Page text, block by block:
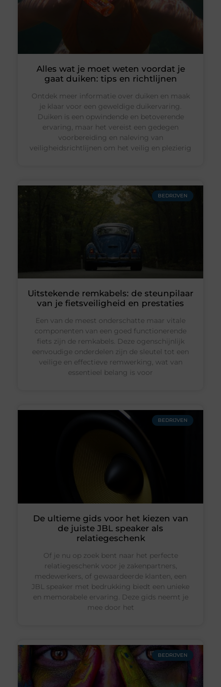
Alles wat je moet weten voordat je
gaat duiken: tips en richtlijnen
Ontdek meer informatie over duiken en maak
je klaar voor een geweldige duikervaring.
Duiken is een opwindende en betoverende
ervaring, maar het vereist een gedegen
voorbereiding en naleving van
veiligheidsrichtlijnen om het veilig en plezierig
BEDRIJVEN
Uitstekende remkabels: de steunpilaar
van je fietsveiligheid en prestaties
Een van de meest onderschatte maar vitale
componenten van een goed functionerende
fiets zijn de remkabels. Deze ogenschijnlijk
eenvoudige onderdelen zijn de sleutel tot een
veilige en effectieve remwerking, wat van
essentieel belang is voor
BEDRIJVEN
De ultieme gids voor het kiezen van
de juiste JBL speaker als
relatiegeschenk
Of je nu op zoek bent naar het perfecte
relatiegeschenk voor je zakenpartners,
medewerkers, of gewaardeerde klanten, een
JBL speaker met bedrukking biedt een unieke
en memorabele ervaring. Deze gids neemt je
mee door het
BEDRIJVEN